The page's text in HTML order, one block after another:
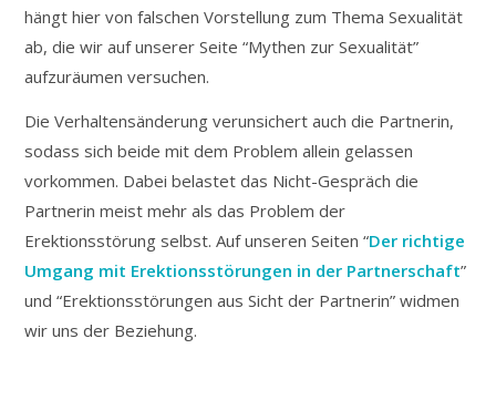
hängt hier von falschen Vorstellung zum Thema Sexualität
ab, die wir auf unserer Seite “Mythen zur Sexualität”
aufzuräumen versuchen.
Die Verhaltensänderung verunsichert auch die Partnerin,
sodass sich beide mit dem Problem allein gelassen
vorkommen. Dabei belastet das Nicht-Gespräch die
Partnerin meist mehr als das Problem der
Erektionsstörung selbst. Auf unseren Seiten “Der richtige
Umgang mit Erektionsstörungen in der Partnerschaft”
und “Erektionsstörungen aus Sicht der Partnerin” widmen
wir uns der Beziehung.